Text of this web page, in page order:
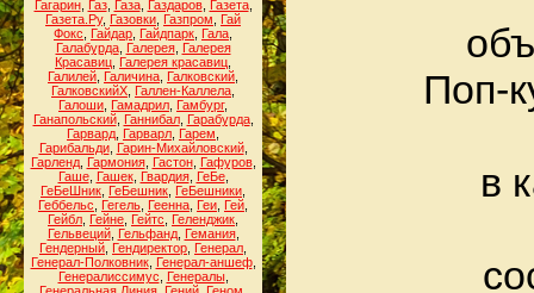
Гагарин, Газ, Газа, Газдаров, Газета,
Газета.Ру, Газовки Газпром
Гай
Фокс
Гайдар Гайдпарк Гала
Галабурда, Галерея, Галерея
Красавиц Галерея красавиц
Галилей Галичина Галковский
ГалковскийХ Галлен-Каллела
Галоши Гамадрил Гамбург,
Ганапольский, Ганнибал, Гарабурда,
Гарвард Гарварл Гарем
Гарибальди, Гарин-Михайловский,
Гарленд, Гармония, Гастон, Гафуров,
Гаше, Гашек, Гвардия, ГеБе,
ГеБеШник ГеБешник ГеБешники
Геббельс
Гегель Геенна Геи Гей
Гейбл Гейне Гейтс Геленджик
Гельвеций, Гельфанд, Гемания,
Гендерный Гендиректор Генерал
Генерал-Полковник, Генерал-аншеф,
Генералиссимус
Генералы,
Поп-
в